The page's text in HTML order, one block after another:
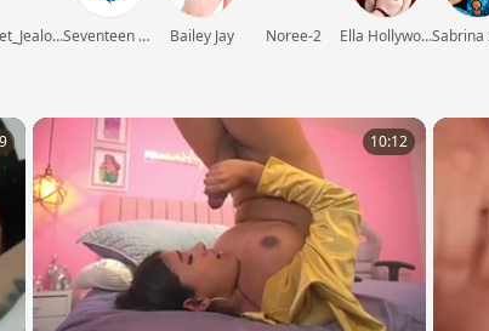
Sweet_Jealousy Seventeen movies Bailey Jay Noree-2 Ella Hollywood
10:12